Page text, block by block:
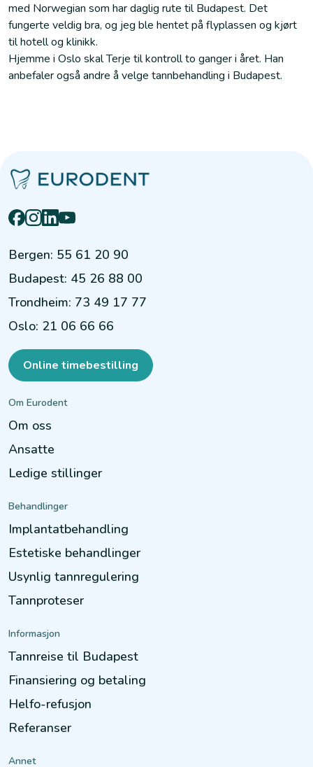
med Norwegian som har daglig rute til Budapest. Det
fungerte veldig bra, og jeg ble hentet på flyplassen og kjørt
til hotell og klinikk.
Hjemme i Oslo skal Terje til kontroll to ganger i året. Han
anbefaler også andre å velge tannbehandling i Budapest.
Bergen: 55 61 20 90
Budapest: 45 26 88 00
Trondheim: 73 49 17 77
Oslo: 21 06 66 66
Online timebestilling
Om Eurodent
Om oss
Ansatte
Ledige stillinger
Behandlinger
Implantatbehandling
Estetiske behandlinger
Usynlig tannregulering
Tannproteser
Informasjon
Tannreise til Budapest
Finansiering og betaling
Helfo-refusjon
Referanser
Annet